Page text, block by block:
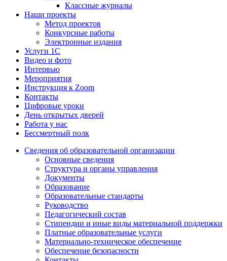
Классные журналы
Наши проекты
Метод проектов
Конкурсные работы
Электронные издания
Услуги 1C
Видео и фото
Интервью
Мероприятия
Инструкция к Zoom
Контакты
Цифровые уроки
День открытых дверей
Работа у нас
Бессмертный полк
Сведения об образовательной организации
Основные сведения
Структура и органы управления
Документы
Образование
Образовательные стандарты
Руководство
Педагогический состав
Стипендии и иные виды материальной поддержки
Платные образовательные услуги
Материально-техническое обеспечение
Обеспечение безопасности